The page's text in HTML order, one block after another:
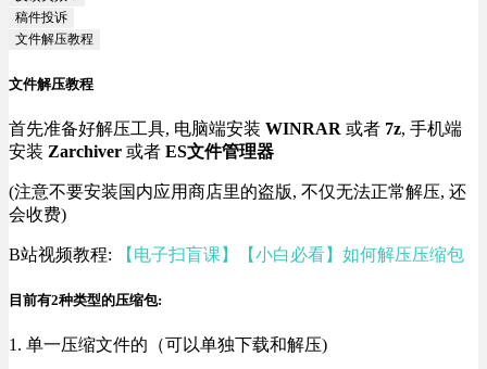
稿件投诉
文件解压教程
文件解压教程
首先准备好解压工具, 电脑端安装 WINRAR 或者 7z, 手机端
安装 Zarchiver 或者 ES文件管理器
(注意不要安装国内应用商店里的盗版, 不仅无法正常解压, 还
会收费)
B站视频教程: 【电子扫盲课】【小白必看】如何解压压缩包
目前有2种类型的压缩包:
1. 单一压缩文件的（可以单独下载和解压)